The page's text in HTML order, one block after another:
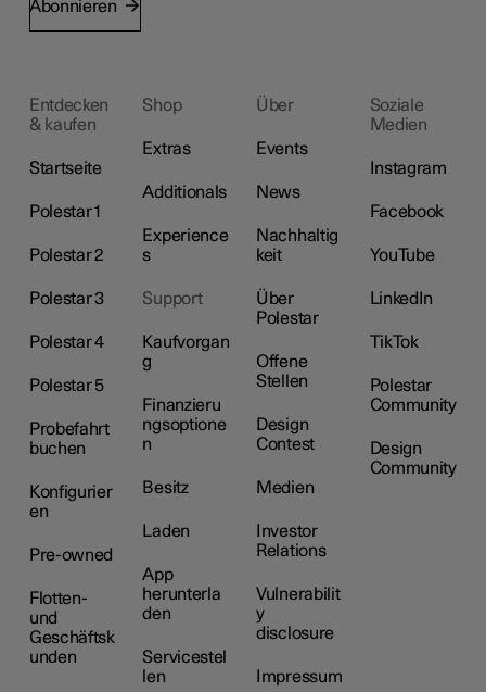
Abonnieren
Entdecken
& kaufen
Startseite
Polestar 1
Polestar 2
Polestar 3
Polestar 4
Polestar 5
Probefahrt
buchen
Konfigurier
en
Pre-owned
Flotten-
und
Geschäftsk
unden
Shop
Extras
Additionals
Experience
s
Support
Kaufvorgan
g
Finanzieru
ngsoptione
n
Besitz
Laden
App
herunterla
den
Servicestel
len
Über
Events
News
Nachhaltig
keit
Über
Polestar
Offene
Stellen
Design
Contest
Medien
Investor
Relations
Vulnerabilit
y
disclosure
Impressum
Soziale
Medien
Instagram
Facebook
YouTube
LinkedIn
TikTok
Polestar
Community
Design
Community